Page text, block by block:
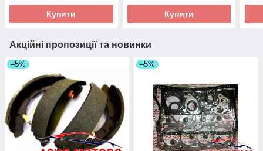
Купити Купити
Акційні пропозиції та новинки
–5% –5%